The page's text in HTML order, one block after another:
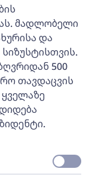
მადლობელი
და
500
თავდაცვის